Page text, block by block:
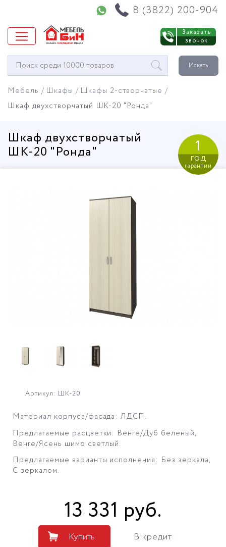
8 (3822) 200-904
Заказать
звонок
Окно
поиска
Искать
Мебель Шкафы
Шкафы 2-створчатые
Шкаф двухстворчатый ШК-20 "Ронда"
Шкаф двухстворчатый
ШК-20 "Ронда"
1
год
гарантии
Артикул: ШК-20
Материал корпуса/фасада: ЛДСП.
Предлагаемые расцветки: Венге/Дуб беленый,
Венге/Ясень шимо светлый.
Предлагаемые варианты исполнения: Без зеркала,
С зеркалом.
13 331 руб.
Купить В кредит